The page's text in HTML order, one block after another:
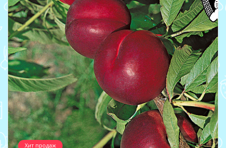
Хит продаж